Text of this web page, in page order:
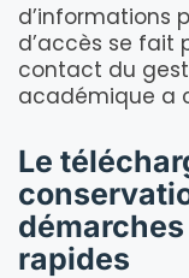
d’informations
d’accès se fait
contact du
académique a
Le
rapides